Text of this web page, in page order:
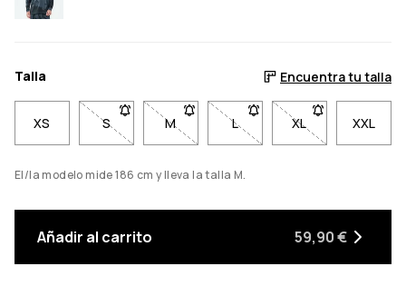
Talla Encuentra tu talla
XS S- Talla S no disponible. Haz clic para ser
M- Talla M no disponible. Haz clic para
L- Talla L no disponible. Haz
XL- Talla XL no
XXL
El/la modelo mide 186 cm y lleva la talla M.
Añadir al carrito 59,90 €